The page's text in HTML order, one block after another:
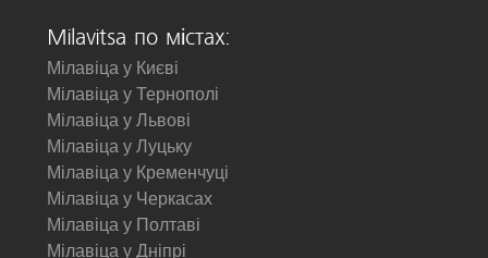
Milavitsa по містах:
Мілавіца у Києві
Мілавіца у Тернополі
Мілавіца у Львові
Мілавіца у Луцьку
Мілавіца у Кременчуці
Мілавіца у Черкасах
Мілавіца у Полтаві
Мілавіца у Дніпрі